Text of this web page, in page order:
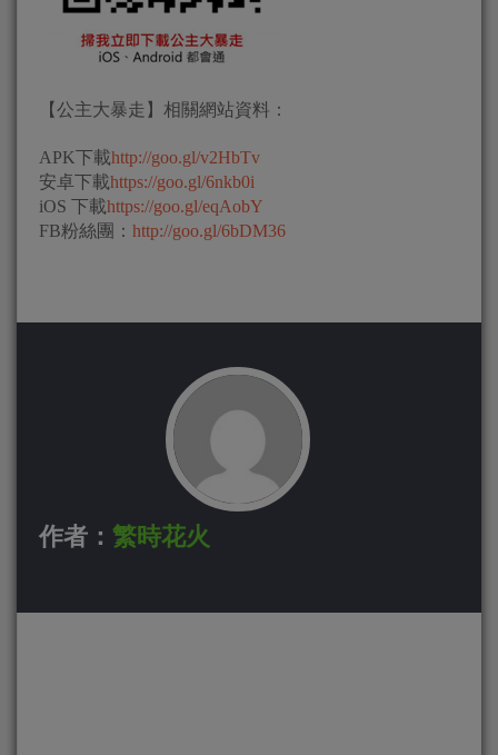
【公主大暴走】相關網站資料：
APK下載http://goo.gl/v2HbTv
安卓下載https://goo.gl/6nkb0i
iOS 下載https://goo.gl/eqAobY
FB粉絲團： http://goo.gl/6bDM36
作者： 繁時花火